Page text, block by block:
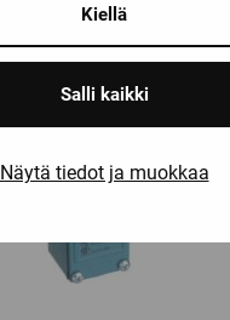
Kiellä
Salli kaikki
Näytä tiedot ja muokkaa